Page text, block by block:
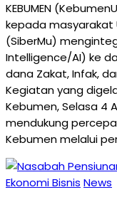
KEBUMEN
kepada masyarakat
(SiberMu)
Intelligence/AI) ke
dana Zakat, Infak,
Kegiatan yang
Kebumen, Selasa 4
mendukung
Kebumen melalui
Ekonomi Bisnis News